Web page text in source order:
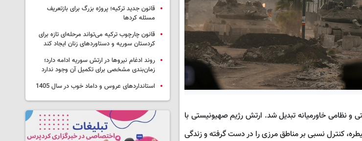
نظامی خاورمیانه تبدیل شد. ارتش رژیم صهیونیستی با
کنترل نسبی بر مناطق مرزی را در دست گرفته و زندگی
قانون جدید ترکیه؛ پروژه بزرگ‌ برای بازتعریف
مسئله کردها
قانون چارچوب ترکیه می‌تواند مرحله‌ای تازه برای
کردستان سوریه و دستاوردهای زنان ایجاد کند
روند ادغام نیروها در ارتش سوریه ادامه دارد؛
زمان‌بندی مشخصی برای تکمیل آن وجود ندارد
استانداردهای عروس و داماد خوب در سال 1405